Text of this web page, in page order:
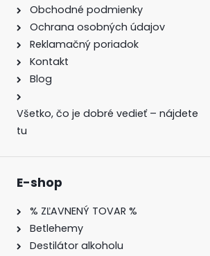
Obchodné podmienky
Ochrana osobných údajov
Reklamačný poriadok
Kontakt
Blog
Všetko, čo je dobré vedieť – nájdete
tu
E-shop
% ZĽAVNENÝ TOVAR %
Betlehemy
Destilátor alkoholu